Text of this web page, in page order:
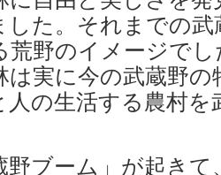
した。それまでの
荒野のイメージで
は実に今の武蔵野
人の生活する農村を
ブーム」が起きて